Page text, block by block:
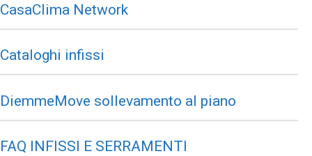
CasaClima Network
Cataloghi infissi
DiemmeMove sollevamento al piano
FAQ INFISSI E SERRAMENTI